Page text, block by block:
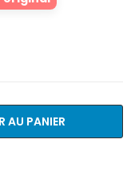
AU PANIER